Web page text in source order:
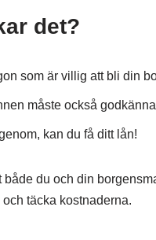
det?
som är villig att bli din
måste också
kan du få ditt lån!
både du och din
täcka kostnaderna.